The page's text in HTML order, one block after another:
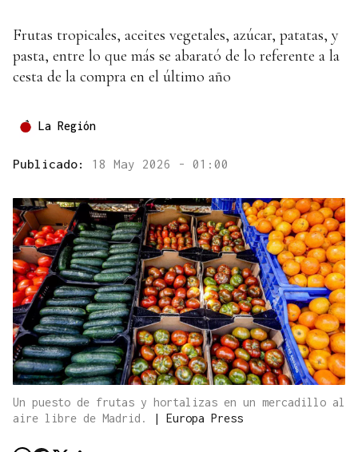
Frutas tropicales, aceites vegetales, azúcar, patatas, y
pasta, entre lo que más se abarató de lo referente a la
cesta de la compra en el último año
La Región
Publicado: 18 May 2026 - 01:00
Un puesto de frutas y hortalizas en un mercadillo al
aire libre de Madrid.
| Europa Press